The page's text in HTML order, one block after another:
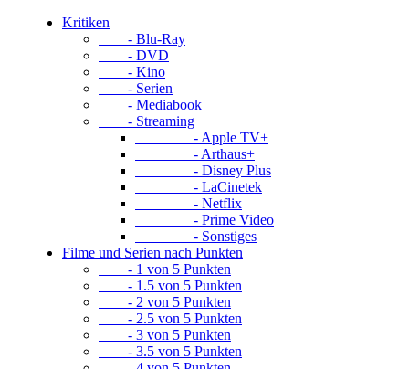
Kritiken
- Blu-Ray
- DVD
- Kino
- Serien
- Mediabook
- Streaming
- Apple TV+
- Arthaus+
- Disney Plus
- LaCinetek
- Netflix
- Prime Video
- Sonstiges
Filme und Serien nach Punkten
- 1 von 5 Punkten
- 1.5 von 5 Punkten
- 2 von 5 Punkten
- 2.5 von 5 Punkten
- 3 von 5 Punkten
- 3.5 von 5 Punkten